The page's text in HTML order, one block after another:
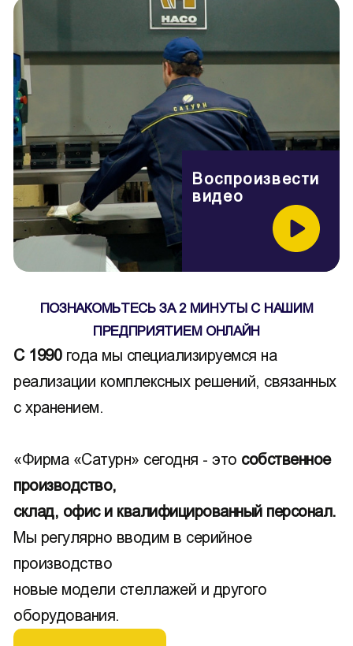
Воспроизвести
видео
ПОЗНАКОМЬТЕСЬ ЗА 2 МИНУТЫ С НАШИМ
ПРЕДПРИЯТИЕМ ОНЛАЙН
С 1990 года мы специализируемся на
реализации комплексных решений, связанных
с хранением.
«Фирма «Сатурн» сегодня - это собственное
производство,
склад, офис и квалифицированный персонал.
Мы регулярно вводим в серийное
производство
новые модели стеллажей и другого
оборудования.